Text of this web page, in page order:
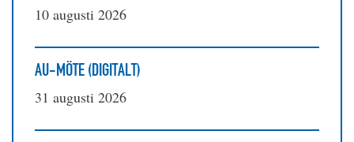
10 augusti 2026
AU-MÖTE (DIGITALT)
31 augusti 2026